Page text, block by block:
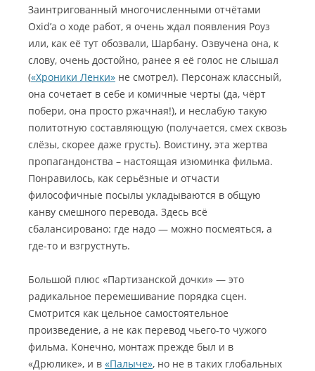
Заинтригованный многочисленными отчётами
Оxid’а о ходе работ, я очень ждал появления Роуз
или, как её тут обозвали, Шарбану. Озвучена она, к
слову, очень достойно, ранее я её голос не слышал
(«Хроники Ленки» не смотрел). Персонаж классный,
она сочетает в себе и комичные черты (да, чёрт
побери, она просто ржачная!), и неслабую такую
политотную составляющую (получается, смех сквозь
слёзы, скорее даже грусть). Воистину, эта жертва
пропагандонства – настоящая изюминка фильма.
Понравилось, как серьёзные и отчасти
философичные посылы укладываются в общую
канву смешного перевода. Здесь всё
сбалансировано: где надо — можно посмеяться, а
где-то и взгрустнуть.
Большой плюс «Партизанской дочки» — это
радикальное перемешивание порядка сцен.
Смотрится как цельное самостоятельное
произведение, а не как перевод чьего-то чужого
фильма. Конечно, монтаж прежде был и в
«Дрюлике», и в «Палыче», но не в таких глобальных